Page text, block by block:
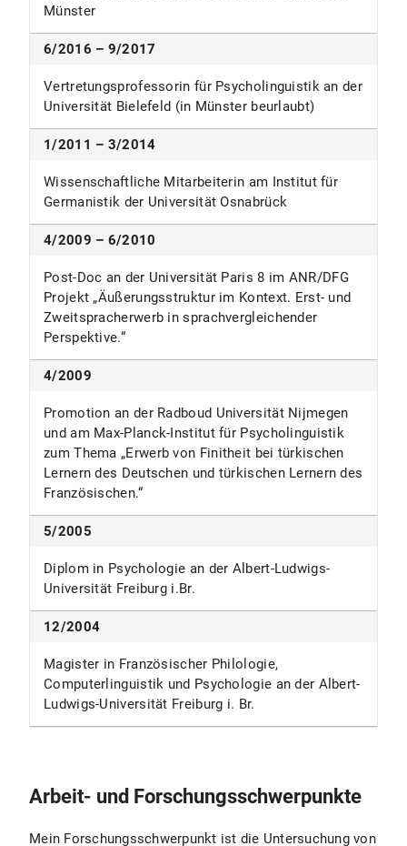
Münster
6/2016 – 9/2017
Vertretungsprofessorin für Psycholinguistik an der
Universität Bielefeld (in Münster beurlaubt)
1/2011 – 3/2014
Wissenschaftliche Mitarbeiterin am Institut für
Germanistik der Universität Osnabrück
4/2009 – 6/2010
Post-Doc an der Universität Paris 8 im ANR/DFG
Projekt „Äußerungsstruktur im Kontext. Erst- und
Zweitspracherwerb in sprachvergleichender
Perspektive.“
4/2009
Promotion an der Radboud Universität Nijmegen
und am Max-Planck-Institut für Psycholinguistik
zum Thema „Erwerb von Finitheit bei türkischen
Lernern des Deutschen und türkischen Lernern des
Französischen.“
5/2005
Diplom in Psychologie an der Albert-Ludwigs-
Universität Freiburg i.Br.
12/2004
Magister in Französischer Philologie,
Computerlinguistik und Psychologie an der Albert-
Ludwigs-Universität Freiburg i. Br.
Arbeit- und Forschungsschwerpunkte
Mein Forschungsschwerpunkt ist die Untersuchung von